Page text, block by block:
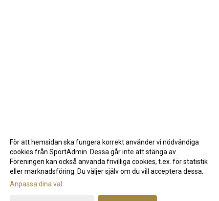
Gå till Webbversion
För att hemsidan ska fungera korrekt använder vi nödvändiga
cookies från SportAdmin. Dessa går inte att stänga av.
Föreningen kan också använda frivilliga cookies, t.ex. för statistik
eller marknadsföring. Du väljer själv om du vill acceptera dessa.
Anpassa dina val